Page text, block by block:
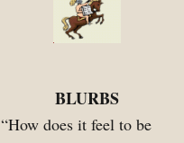
BLURBS
“How does it feel to be